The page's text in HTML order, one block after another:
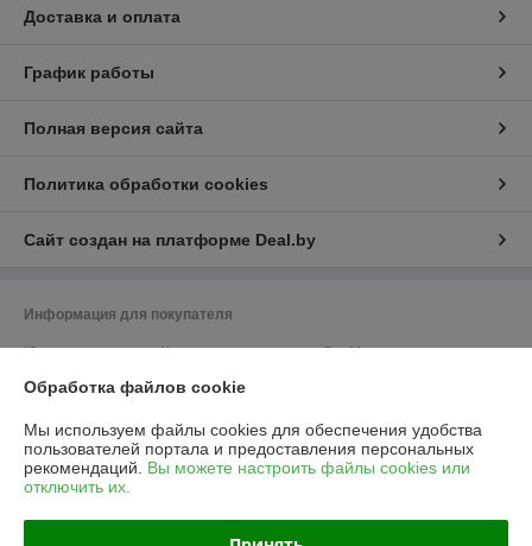
Доставка и оплата
График работы
Полная версия сайта
Политика обработки cookies
Сайт создан на платформе Deal.by
Информация для покупателя
Юридическое лицо:Частное предприятие «ЭльМор»
УНП: 191274425
Регистрационный орган: Мингорисполком
Дата регистрации компании: 26.02.2010
Обработка файлов cookie
Мы используем файлы cookies для обеспечения удобства
пользователей портала и предоставления персональных
рекомендаций. Вы можете настроить файлы cookies или
отключить их.